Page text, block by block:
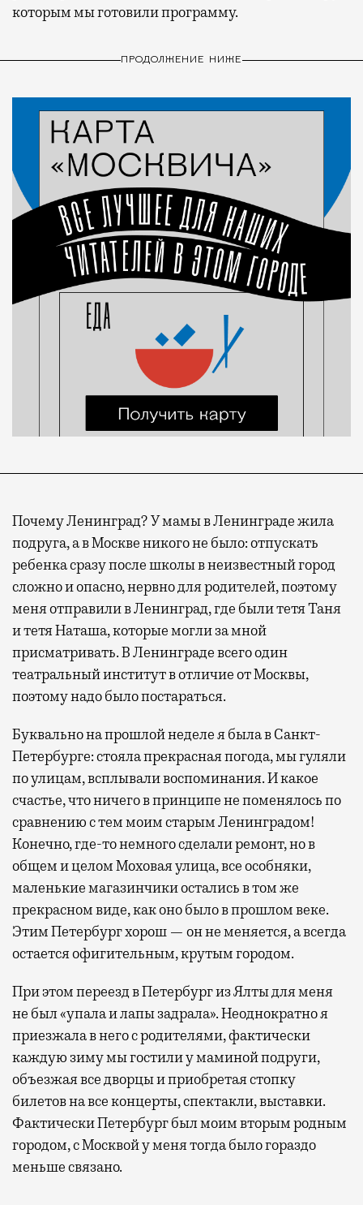
которым мы готовили программу.
ПРОДОЛЖЕНИЕ НИЖЕ
Почему Ленинград? У мамы в Ленинграде жила
подруга, а в Москве никого не было: отпускать
ребенка сразу после школы в неизвестный город
сложно и опасно, нервно для родителей, поэтому
меня отправили в Ленинград, где были тетя Таня
и тетя Наташа, которые могли за мной
присматривать. В Ленинграде всего один
театральный институт в отличие от Москвы,
поэтому надо было постараться.
Буквально на прошлой неделе я была в Санкт-
Петербурге: стояла прекрасная погода, мы гуляли
по улицам, всплывали воспоминания. И какое
счастье, что ничего в принципе не поменялось по
сравнению с тем моим старым Ленинградом!
Конечно, где-то немного сделали ремонт, но в
общем и целом Моховая улица, все особняки,
маленькие магазинчики остались в том же
прекрасном виде, как оно было в прошлом веке.
Этим Петербург хорош — он не меняется, а всегда
остается офигительным, крутым городом.
При этом переезд в Петербург из Ялты для меня
не был «упала и лапы задрала». Неоднократно я
приезжала в него с родителями, фактически
каждую зиму мы гостили у маминой подруги,
объезжая все дворцы и приобретая стопку
билетов на все концерты, спектакли, выставки.
Фактически Петербург был моим вторым родным
городом, с Москвой у меня тогда было гораздо
меньше связано.